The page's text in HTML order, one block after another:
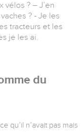
vélos ? – J’en
? - Je les
tracteurs et les
je les ai.
du
qu’il n’avait pas mais